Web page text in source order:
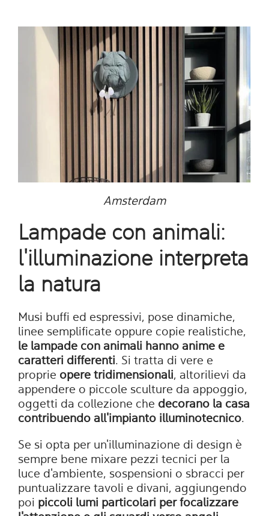
Amsterdam
Lampade con animali:
l'illuminazione interpreta
la natura
Musi buffi ed espressivi, pose dinamiche,
linee semplificate oppure copie realistiche,
le lampade con animali hanno anime e
caratteri differenti. Si tratta di vere e
proprie opere tridimensionali, altorilievi da
appendere o piccole sculture da appoggio,
oggetti da collezione che decorano la casa
contribuendo all'impianto illuminotecnico.
Se si opta per un'illuminazione di design è
sempre bene mixare pezzi tecnici per la
luce d'ambiente, sospensioni o sbracci per
puntualizzare tavoli e divani, aggiungendo
poi piccoli lumi particolari per focalizzare